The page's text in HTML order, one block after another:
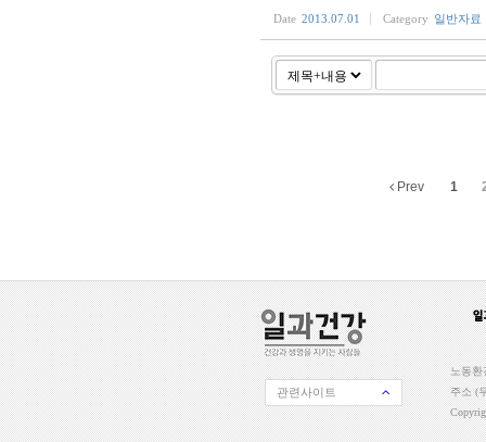
Date 2013.07.01 Category 일반자료
Prev 1
관련사이트
노동환
주소 (